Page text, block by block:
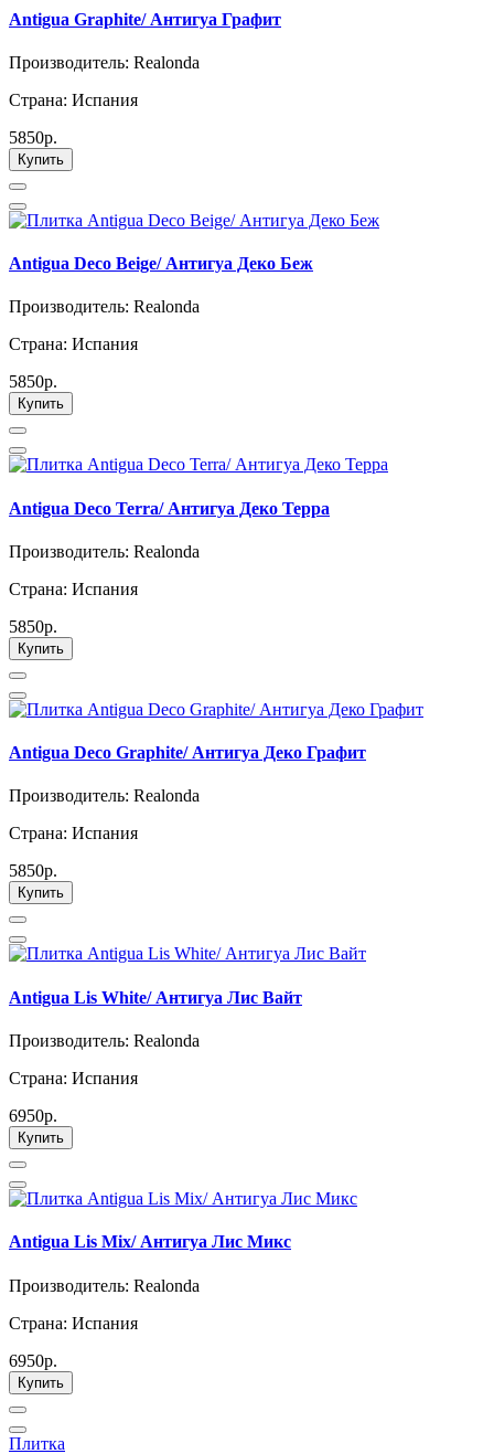
Antigua Graphite/ Антигуа Графит
Производитель: Realonda
Страна: Испания
5850р.
Купить
Antigua Deco Beige/ Антигуа Деко Беж
Производитель: Realonda
Страна: Испания
5850р.
Купить
Antigua Deco Terra/ Антигуа Деко Терра
Производитель: Realonda
Страна: Испания
5850р.
Купить
Antigua Deco Graphite/ Антигуа Деко Графит
Производитель: Realonda
Страна: Испания
5850р.
Купить
Antigua Lis White/ Антигуа Лис Вайт
Производитель: Realonda
Страна: Испания
6950р.
Купить
Antigua Lis Mix/ Антигуа Лис Микс
Производитель: Realonda
Страна: Испания
6950р.
Купить
Плитка